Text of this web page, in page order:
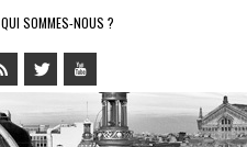
QUI SOMMES-NOUS ?